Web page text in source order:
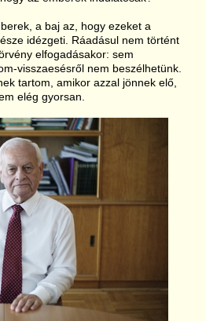
a baj az, hogy ezeket a
idézgeti. Ráadásul nem történt
elfogadásakor: sem
visszaesésről nem beszélhetünk.
tartom, amikor azzal jönnek elő,
elég gyorsan.